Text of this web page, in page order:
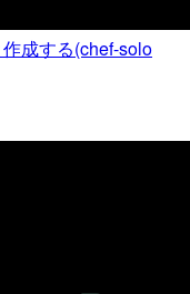
成する(chef-solo